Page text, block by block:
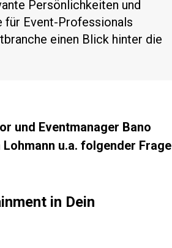
Persönlichkeiten und
für Event-Professionals
einen Blick hinter die
und Eventmanager Bano
u.a. folgender Frage
in Dein